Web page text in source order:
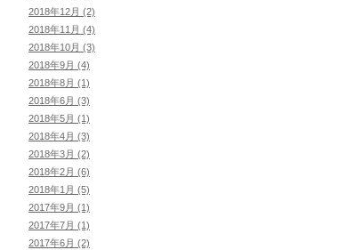
2018年12月 (2)
2018年11月 (4)
2018年10月 (3)
2018年9月 (4)
2018年8月 (1)
2018年6月 (3)
2018年5月 (1)
2018年4月 (3)
2018年3月 (2)
2018年2月 (6)
2018年1月 (5)
2017年9月 (1)
2017年7月 (1)
2017年6月 (2)